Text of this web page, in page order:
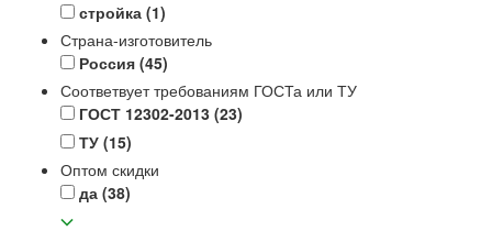
стройка (1)
Страна-изготовитель
Россия (45)
Соответвует требованиям ГОСТа или ТУ
ГОСТ 12302-2013 (23)
ТУ (15)
Оптом скидки
да (38)